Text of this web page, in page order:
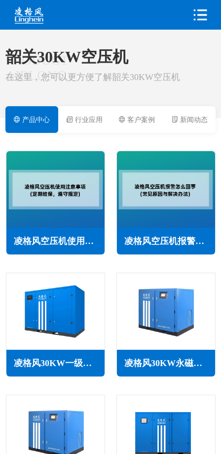
PRODUCT
AIRLONG
韶关30KW空压机
在这里，您可以更方便了解韶关30KW空压机
产品中心 行业应用 客户案例 新闻动态
凌格风空压机使用注意事项(定期维保，遵守规定) 凌格风空压机报警怎么回事(常见原因与解决办法)
凌格风30KW一级能效永磁变频空压机LCH系列 凌格风30KW永磁变频无油水润滑空压机LSW PM系列